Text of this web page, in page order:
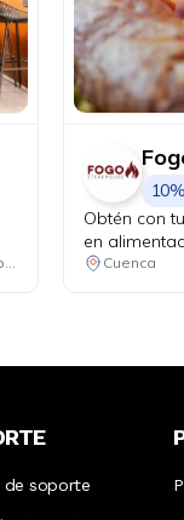
Consulta las ubicaciones participantes
10%
Obtén con
en
descuento
Cuenca
de soporte